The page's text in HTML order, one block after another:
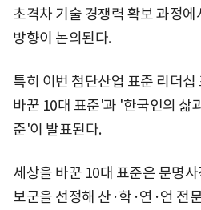
초격차 기술 경쟁력 확보 과정
방향이 논의된다.
특히 이번 첨단산업 표준 리더
바꾼 10대 표준'과 '한국인의 삶
준'이 발표된다.
세상을 바꾼 10대 표준은 문명
보군을 선정해 산·학·연·언 전